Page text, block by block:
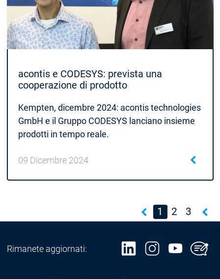
acontis e CODESYS: prevista una
cooperazione di prodotto
Kempten, dicembre 2024: acontis technologies
GmbH e il Gruppo CODESYS lanciano insieme
prodotti in tempo reale.
09 Dicembre 2024
1 2 3
Rimanete aggiornati: